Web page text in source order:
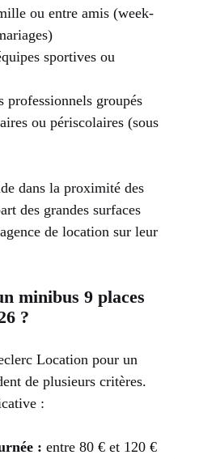
ou entre amis (week-
sportives ou
professionnels groupés
ou périscolaires (sous
dans la proximité des
des grandes surfaces
de location sur leur
minibus 9 places
?
Location pour un
de plusieurs critères.
:
: entre 80 € et 120 €